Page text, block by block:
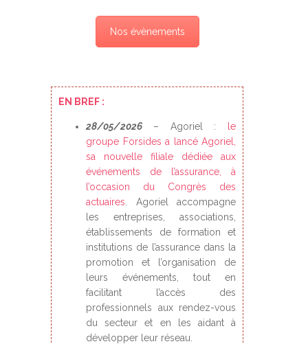
Nos évènements
EN BREF :
28/05/2026 – Agoriel :
le
groupe Forsides a lancé Agoriel,
sa nouvelle filiale dédiée aux
événements de l’assurance, à
l’occasion du Congrès des
actuaires . Agoriel accompagne
les entreprises, associations,
établissements de formation et
institutions de l’assurance dans la
promotion et l’organisation de
leurs événements, tout en
facilitant l’accès des
professionnels aux rendez-vous
du secteur et en les aidant à
développer leur réseau.